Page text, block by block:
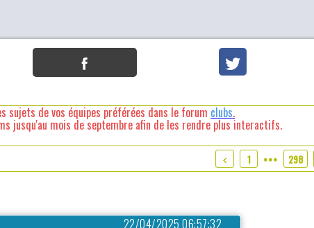
sujets de vos équipes préférées dans le forum clubs.
jusqu'au mois de septembre afin de les rendre plus interactifs.
1 ●●● 298
22/04/2025 06:57:32